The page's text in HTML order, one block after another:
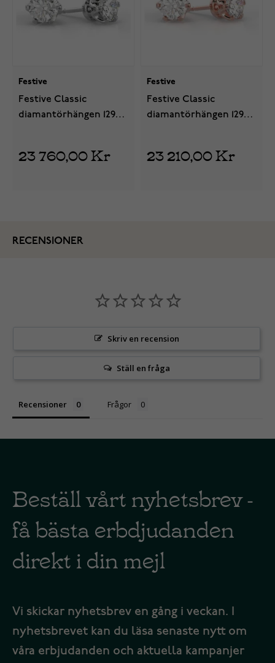
Festive
Festive Classic
diamantörhängen 129-
23 760,00 Kr
Festive
Festive Classic
diamantörhängen 129-
23 210,00 Kr
RECENSIONER
Skriv en recension
Ställ en fråga
Recensioner Frågor
Beställ vårt nyhetsbrev -
få bästa erbdjudanden
direkt i din mejl
Vi skickar nyhetsbrev en gång i veckan. I
nyhetsbrevet kan du läsa senaste nytt om
våra erbjudanden och aktuella kampanjer